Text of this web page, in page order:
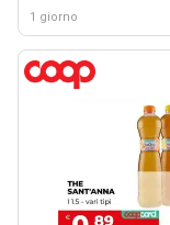
1 giorno